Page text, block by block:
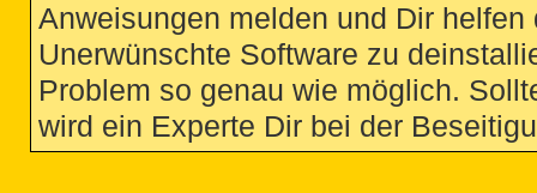
Anweisungen melden und Dir
Unerwünschte Software zu
Problem so genau wie möglich.
wird ein Experte Dir bei der